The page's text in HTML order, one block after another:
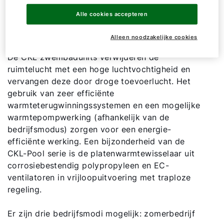
als binnen-units voor de ventilatie en
ontvochtiging van kleine gesloten zwembaden,
zoals die in ziekenhuizen, hotels of particuliere
De CKL zwembadunits verwijderen de
ruimtelucht met een hoge luchtvochtigheid en
vervangen deze door droge toevoerlucht. Het
gebruik van zeer efficiënte
warmteterugwinningssystemen en een mogelijke
warmtepompwerking (afhankelijk van de
bedrijfsmodus) zorgen voor een energie-
efficiënte werking. Een bijzonderheid van de
CKL-Pool serie is de platenwarmtewisselaar uit
corrosiebestendig polypropyleen en EC-
ventilatoren in vrijloopuitvoering met traploze
regeling.
Er zijn drie bedrijfsmodi mogelijk: zomerbedrijf
Contact met het team
Contactformulier
Mail de WOLF Service
Adresgegevens
Alleen noodzakelijke cookies
Alle cookies accepteren